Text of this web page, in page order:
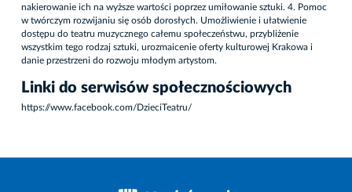
nakierowanie ich na wyższe wartości poprzez umiłowanie sztuki. 4. Pomoc
w twórczym rozwijaniu się osób dorosłych. Umożliwienie i ułatwienie
dostępu do teatru muzycznego całemu społeczeństwu, przybliżenie
wszystkim tego rodzaj sztuki, urozmaicenie oferty kulturowej Krakowa i
danie przestrzeni do rozwoju młodym artystom.
Linki do serwisów społecznościowych
https://www.facebook.com/DzieciTeatru/